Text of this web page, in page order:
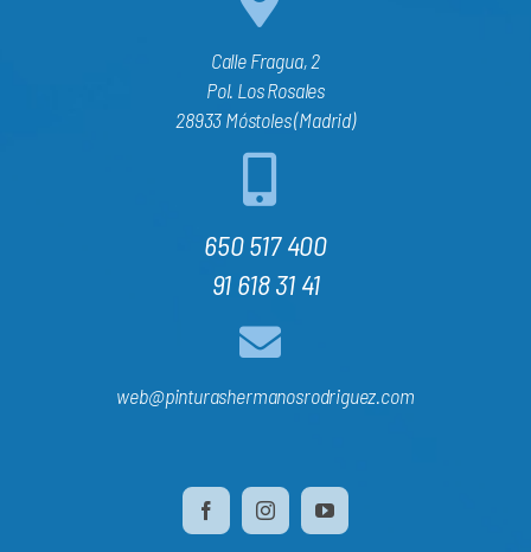
Calle Fragua, 2
Pol. Los Rosales
28933 Móstoles (Madrid)
650 517 400
91 618 31 41
web@pinturashermanosrodriguez.com